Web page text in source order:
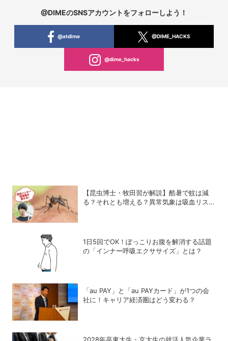
@DIMEのSNSアカウントをフォローしよう！
@atdime @DIME_HACKS
@dime_hacks
【昆虫博士・牧田習が解説】酷暑で蚊は減
る？それとも増える？異常気象は吸血リスク
1日5回でOK！ぽっこりお腹を解消する話題
の「インナー呼吸エクササイズ」とは？
「au PAY」と「au PAYカード」が1つの会
社に！キャリア経済圏はどう変わる？
2028年卒東大生・京大生の就活人気企業ラ